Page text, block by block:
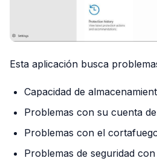
Esta aplicación busca
Capacidad de
Problemas con su cuenta
Problemas con el
Problemas de seguridad